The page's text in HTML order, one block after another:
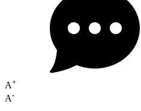
A+
A-